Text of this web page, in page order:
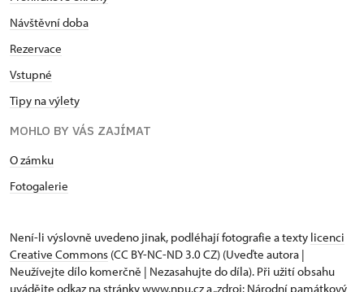
Návštěvní doba
Rezervace
Vstupné
Tipy na výlety
MOHLO BY VÁS ZAJÍMAT
O zámku
Fotogalerie
Není-li výslovně uvedeno jinak, podléhají fotografie a texty licenci
Creative Commons (CC BY-NC-ND 3.0 CZ) (Uveďte autora |
Neužívejte dílo komerčně | Nezasahujte do díla). Při užití obsahu
uvádějte odkaz na stránky www.npu.cz a „zdroj: Národní památkový